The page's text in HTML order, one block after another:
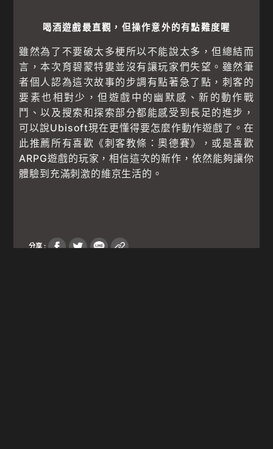
喝酒遊戲最直觀，但操作意外的有點難度喔
雖然為了不要破太多梗所以不能說太多，但總結而
言，本次育碧蒙特婁並沒有讓玩家們失望。雖然筆
者個人認為這次故事的步調有點著急了點，刺客的
要素也相對少，但遊戲中的幽默感、新的動作戰
鬥、以及搜索和探索部分都能感受到長足的進步，
可以說Ubisoft現在更懂得要怎麼作動作遊戲了。在
此推薦所有喜歡《刺客教條：奧德賽》，或是喜歡
ARPG遊戲的玩家，相信這次的新作，依然能夠讓你
體驗到充滿刺激的維京生活的。
分享 :